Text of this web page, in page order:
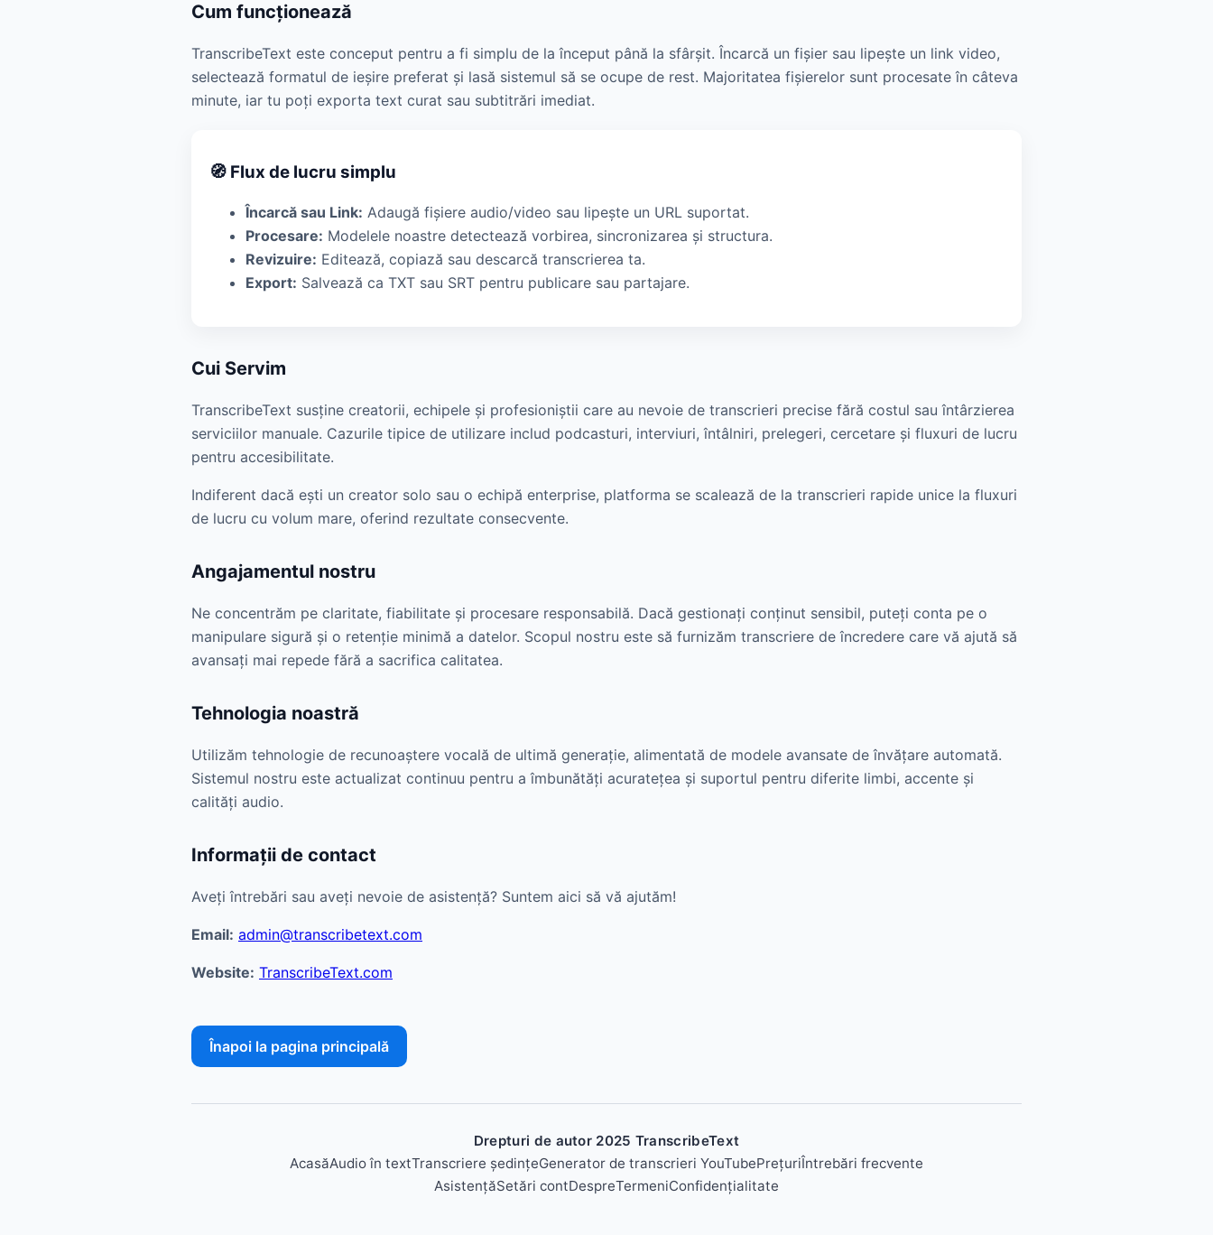
Cum funcționează
TranscribeText este conceput pentru a fi simplu de la început până la sfârșit. Încarcă un fișier sau lipește un link video,
selectează formatul de ieșire preferat și lasă sistemul să se ocupe de rest. Majoritatea fișierelor sunt procesate în câteva
minute, iar tu poți exporta text curat sau subtitrări imediat.
🧭 Flux de lucru simplu
Încarcă sau Link: Adaugă fișiere audio/video sau lipește un URL suportat.
Procesare: Modelele noastre detectează vorbirea, sincronizarea și structura.
Revizuire: Editează, copiază sau descarcă transcrierea ta.
Export: Salvează ca TXT sau SRT pentru publicare sau partajare.
Cui Servim
TranscribeText susține creatorii, echipele și profesioniștii care au nevoie de transcrieri precise fără costul sau întârzierea
serviciilor manuale. Cazurile tipice de utilizare includ podcasturi, interviuri, întâlniri, prelegeri, cercetare și fluxuri de lucru
pentru accesibilitate.
Indiferent dacă ești un creator solo sau o echipă enterprise, platforma se scalează de la transcrieri rapide unice la fluxuri
de lucru cu volum mare, oferind rezultate consecvente.
Angajamentul nostru
Ne concentrăm pe claritate, fiabilitate și procesare responsabilă. Dacă gestionați conținut sensibil, puteți conta pe o
manipulare sigură și o retenție minimă a datelor. Scopul nostru este să furnizăm transcriere de încredere care vă ajută să
avansați mai repede fără a sacrifica calitatea.
Tehnologia noastră
Utilizăm tehnologie de recunoaștere vocală de ultimă generație, alimentată de modele avansate de învățare automată.
Sistemul nostru este actualizat continuu pentru a îmbunătăți acuratețea și suportul pentru diferite limbi, accente și
calități audio.
Informații de contact
Aveți întrebări sau aveți nevoie de asistență? Suntem aici să vă ajutăm!
Email: admin@transcribetext.com
Website: TranscribeText.com
Înapoi la pagina principală
Drepturi de autor 2025 TranscribeText
AcasăAudio în textTranscriere ședințeGenerator de transcrieri YouTubePrețuriÎntrebări frecvente
AsistențăSetări contDespreTermeniConfidențialitate